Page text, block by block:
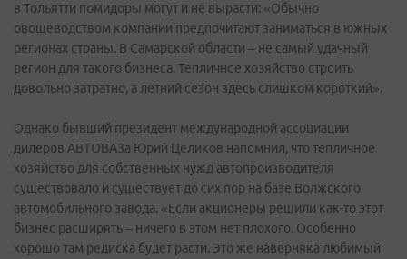
в Тольятти помидоры могут и не вырасти: «Обычно
овощеводством компании предпочитают заниматься в южных
регионах страны. В Самарской области – не самый удачный
регион для такого бизнеса. Тепличное хозяйство строить
довольно затратно, а летний сезон здесь слишком короткий».
Однако бывший президент международной ассоциации
дилеров АВТОВАЗа Юрий Целиков напомнил, что тепличное
хозяйство для собственных нужд автопроизводителя
существовало и существует до сих пор на базе Волжского
автомобильного завода. «Если акционеры решили как-то этот
бизнес расширять – ничего в этом нет плохого. Особенно
хорошо там редиска будет расти. Это же наверняка любимый